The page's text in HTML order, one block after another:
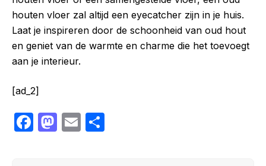
houten vloer zal altijd een eyecatcher zijn in je huis.
Laat je inspireren door de schoonheid van oud hout
en geniet van de warmte en charme die het toevoegt
aan je interieur.
[ad_2]
F
M E